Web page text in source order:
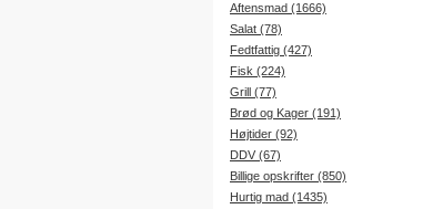
Aftensmad (1666)
Salat (78)
Fedtfattig (427)
Fisk (224)
Grill (77)
Brød og Kager (191)
Højtider (92)
DDV (67)
Billige opskrifter (850)
Hurtig mad (1435)